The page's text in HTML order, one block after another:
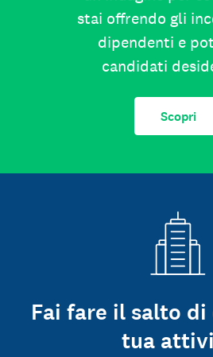
stai offrendo gli
dipendenti e
candidati
Scopri
Fai fare il salto
tua